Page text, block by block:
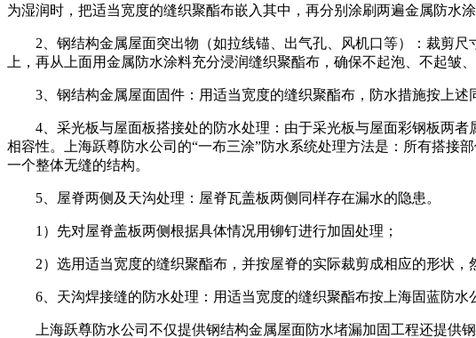
为湿润时，把适当宽度的缝织聚酯布嵌入其中，再分别涂刷两遍金属防水
2、钢结构金属屋面突出物（如拉线锚、出气孔、风机口等）：裁剪尺
上，再从上面用金属防水涂料充分浸润缝织聚酯布，确保不起泡、不起皱
3、钢结构金属屋面固件：用适当宽度的缝织聚酯布，防水措施按上述
4、采光板与屋面板搭接处的防水处理：由于采光板与屋面彩钢板两者
相容性。上海跃尊防水公司的“一布三涂”防水系统处理方法是：所有搭接
一个整体无缝的结构。
5、屋脊两侧及天沟处理：屋脊瓦盖板两侧同样存在漏水的隐患。
1）先对屋脊盖板两侧根据具体情况用铆钉进行加固处理；
2）选用适当宽度的缝织聚酯布，并按屋脊的实际裁剪成相应的形状，
6、天沟焊接缝的防水处理：用适当宽度的缝织聚酯布按上海固蓝防水
上海跃尊防水公司不仅提供钢结构金属屋面防水堵漏加固工程还提供钢